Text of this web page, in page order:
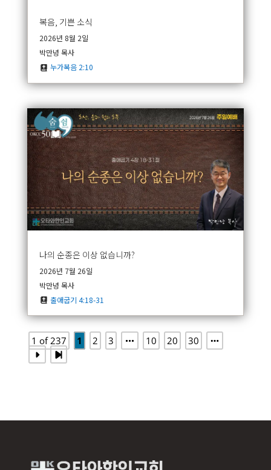
복음, 기쁜 소식
2026년 8월 2일
박만녕 목사
누가복음 2:10
나의 순종은 이상 없습니까?
2026년 7월 26일
박만녕 목사
출애굽기 4:18-31
1 of 237 1 2 3 10 20 30